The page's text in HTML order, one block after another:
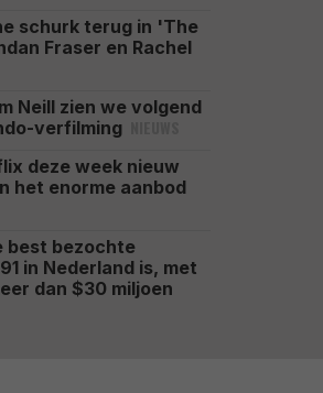
schurk terug in 'The
Fraser en Rachel
Neill zien we volgend
verfilming
deze week nieuw
het enorme aanbod
best bezochte
in Nederland is, met
dan $30 miljoen